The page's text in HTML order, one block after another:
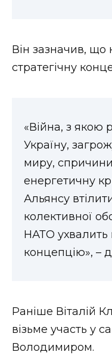
Він зазначив, що
стратегічну
«Війна, з якою
Україну,
миру,
енергетичну
Альянсу
колективної
НАТО ухвалить
концепцію», –
Раніше Віталій
візьме участь у
Володимиром.